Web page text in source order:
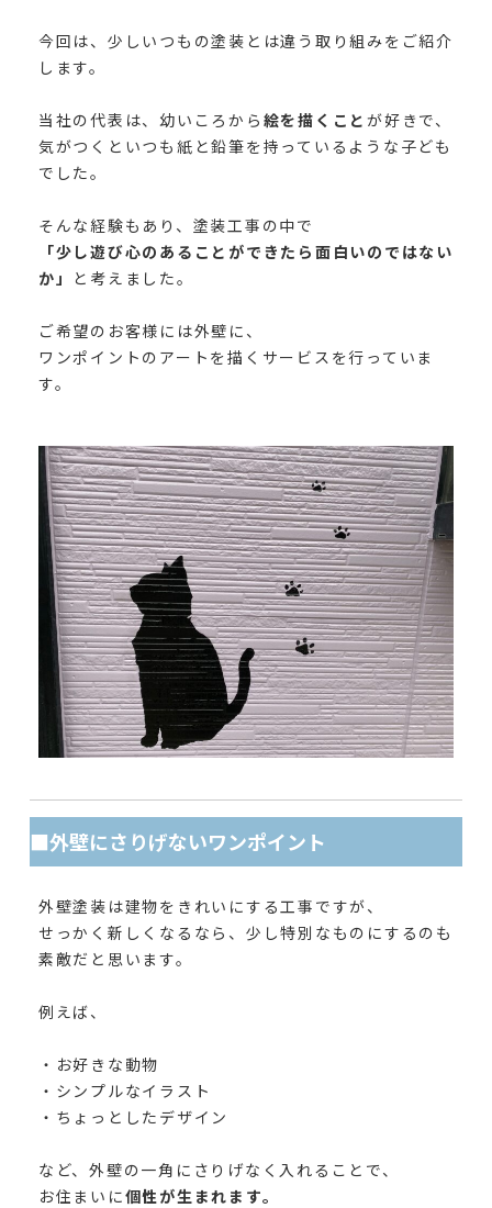
今回は、少しいつもの塗装とは違う取り組みをご紹介
します。
当社の代表は、幼いころから 絵を描くこと が好きで、
気がつくといつも紙と鉛筆を持っているような子ども
でした。
そんな経験もあり、塗装工事の中で
「少し遊び心のあることができたら面白いのではない
か」 と考えました。
ご希望のお客様には外壁に、
ワンポイントのアートを描くサービスを行っていま
す。
■外壁にさりげないワンポイント
外壁塗装は建物をきれいにする工事ですが、
せっかく新しくなるなら、少し特別なものにするのも
素敵だと思います。
例えば、
・お好きな動物
・シンプルなイラスト
・ちょっとしたデザイン
など、外壁の一角にさりげなく入れることで、
お住まいに個性が生まれます。